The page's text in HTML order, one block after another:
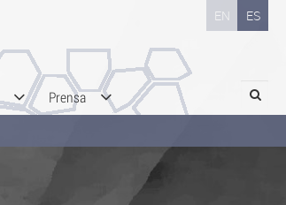
ES
EN
Prensa Search